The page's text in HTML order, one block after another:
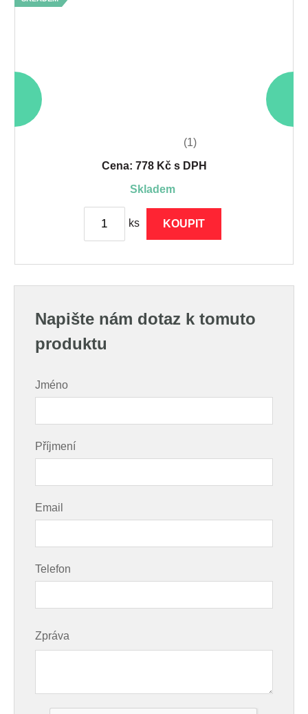
(1)
Cena: 778 Kč s DPH
skladem
ks KOUPIT
Napište nám dotaz k tomuto
produktu
Jméno
Příjmení
Email
Telefon
Zpráva